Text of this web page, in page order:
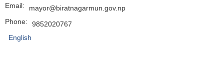
Email:
mayor@biratnagarmun.gov.np
Phone:
9852020767
English